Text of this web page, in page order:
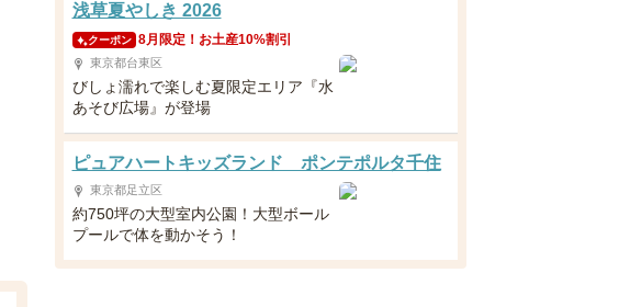
浅草夏やしき 2026
クーポン 8月限定！お土産10%割引
東京都台東区
びしょ濡れで楽しむ夏限定エリア『水
あそび広場』が登場
ピュアハートキッズランド ポンテポルタ千住
東京都足立区
約750坪の大型室内公園！大型ボール
プールで体を動かそう！